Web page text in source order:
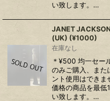
い致します。…
JANET
(UK) (¥1000)
在庫なし
＊¥500 均一セー
のみご購入、また
ント使用はでき
価格の商品を最低
い致します。…